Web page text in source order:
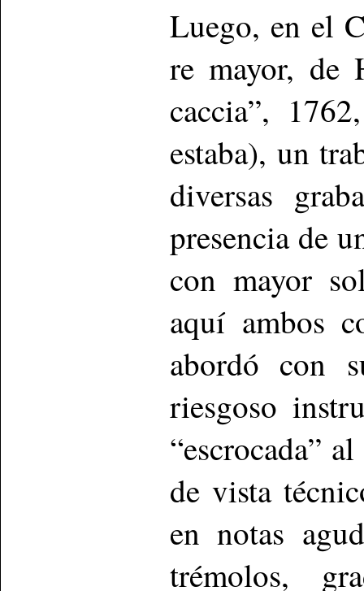
Luego, en el
re mayor, de
caccia”,
estaba), un
diversas
presencia de
con mayor
aquí ambos
abordó con
riesgoso
“escrocada”
de vista
en notas
trémolos,